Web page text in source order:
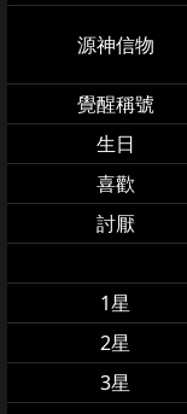
源神信物
覺醒稱號
生日
喜歡
討厭
1星
2星
3星